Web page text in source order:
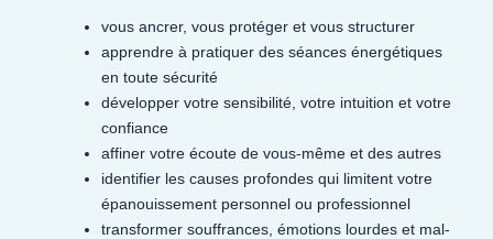
vous ancrer, vous protéger et vous structurer
apprendre à pratiquer des séances énergétiques
en toute sécurité
développer votre sensibilité, votre intuition et votre
confiance
affiner votre écoute de vous-même et des autres
identifier les causes profondes qui limitent votre
épanouissement personnel ou professionnel
transformer souffrances, émotions lourdes et mal-